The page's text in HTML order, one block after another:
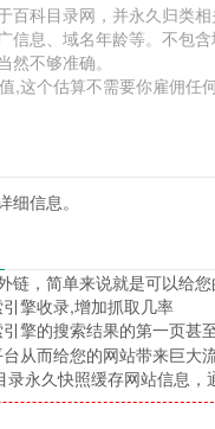
科目录网，并永久归类
信息、域名年龄等。不包
不够准确。
,这个估算不需要你雇佣任
信息。
链，简单来说就是可以给
擎收录,增加抓取几率
擎的搜索结果的第一页甚
从而给您的网站带来巨大
永久快照缓存网站信息